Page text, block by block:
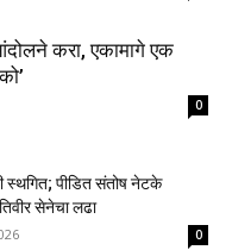
करा, एकामागे एक
0
स्थगित; पीडित संतोष नेटके
सेनेचा लढा
0